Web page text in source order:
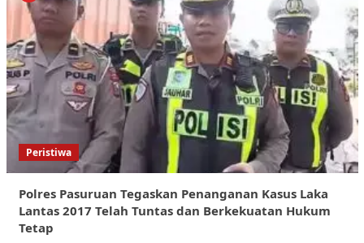
Peristiwa
Polres Pasuruan Tegaskan Penanganan Kasus Laka
Lantas 2017 Telah Tuntas dan Berkekuatan Hukum
Tetap